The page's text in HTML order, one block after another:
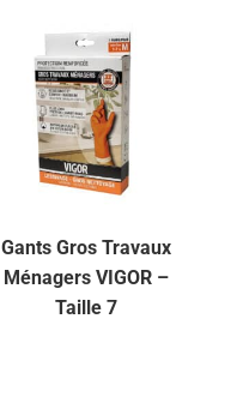
Gants Gros Travaux
Ménagers VIGOR –
Taille 7